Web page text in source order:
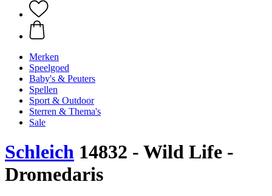
Merken
Speelgoed
Baby's & Peuters
Spellen
Sport & Outdoor
Sterren & Thema's
Sale
Schleich 14832 - Wild Life -
Dromedaris